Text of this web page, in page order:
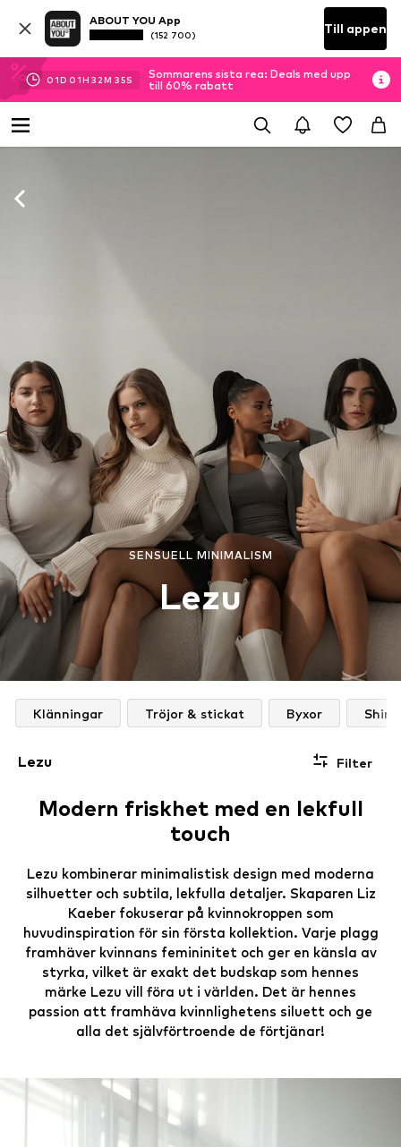
ABOUT YOU App
(152 700) Till appen
01D 01H 32M 35S
Sommarens sista rea: Deals med upp
till 60% rabatt
SENSUELL MINIMALISM
Lezu
Klänningar Tröjor & stickat Byxor
Lezu Filter
Modern friskhet med en lekfull
touch
Lezu kombinerar minimalistisk design med moderna
silhuetter och subtila, lekfulla detaljer. Skaparen Liz
Kaeber fokuserar på kvinnokroppen som
huvudinspiration för sin första kollektion. Varje plagg
framhäver kvinnans femininitet och ger en känsla av
styrka, vilket är exakt det budskap som hennes
märke Lezu vill föra ut i världen. Det är hennes
passion att framhäva kvinnlighetens siluett och ge
alla det självförtroende de förtjänar!